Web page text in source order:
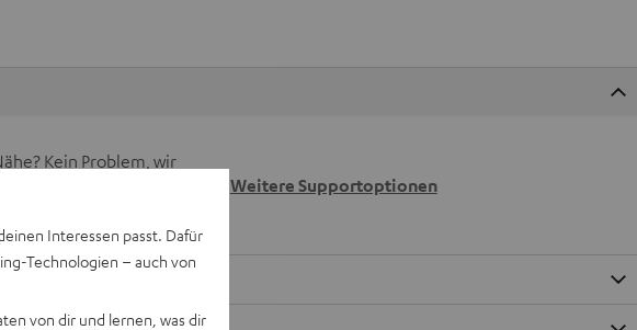
Kein Problem, wir
Weitere Supportoptionen
Interessen passt. Dafür
Technologien – auch von
von dir und lernen, was dir